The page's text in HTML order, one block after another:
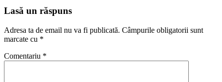
Lasă un răspuns
Adresa ta de email nu va fi publicată. Câmpurile obligatorii sunt
marcate cu *
Comentariu *